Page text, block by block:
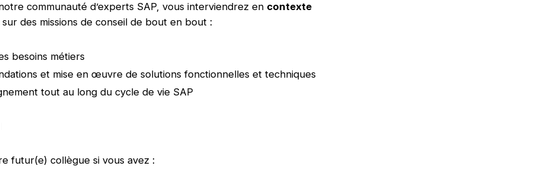
communauté d’experts SAP, vous interviendrez en contexte
sur des missions de conseil de bout en bout :
besoins métiers
et mise en œuvre de solutions fonctionnelles et techniques
tout au long du cycle de vie SAP
futur(e) collègue si vous avez :